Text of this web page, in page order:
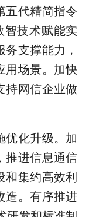
五代精简指令
技术赋能实
支撑能力，
用场景。加快
持网信企业做
化升级。加
推进信息通信
和集约高效利
造。有序推进